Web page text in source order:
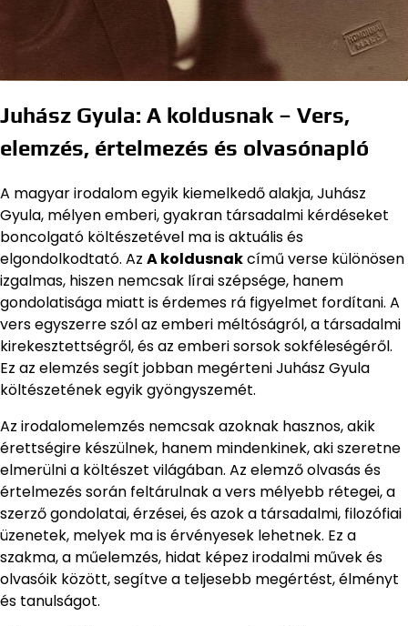
Juhász Gyula: A koldusnak – Vers,
elemzés, értelmezés és olvasónapló
A magyar irodalom egyik kiemelkedő alakja, Juhász
Gyula, mélyen emberi, gyakran társadalmi kérdéseket
boncolgató költészetével ma is aktuális és
elgondolkodtató. Az A koldusnakcímű verse különösen
izgalmas, hiszen nemcsak lírai szépsége, hanem
gondolatisága miatt is érdemes rá figyelmet fordítani. A
vers egyszerre szól az emberi méltóságról, a társadalmi
kirekesztettségről, és az emberi sorsok sokféleségéről.
Ez az elemzés segít jobban megérteni Juhász Gyula
költészetének egyik gyöngyszemét.
Az irodalomelemzés nemcsak azoknak hasznos, akik
érettségire készülnek, hanem mindenkinek, aki szeretne
elmerülni a költészet világában. Az elemző olvasás és
értelmezés során feltárulnak a vers mélyebb rétegei, a
szerző gondolatai, érzései, és azok a társadalmi, filozófiai
üzenetek, melyek ma is érvényesek lehetnek. Ez a
szakma, a műelemzés, hidat képez irodalmi művek és
olvasóik között, segítve a teljesebb megértést, élményt
és tanulságot.